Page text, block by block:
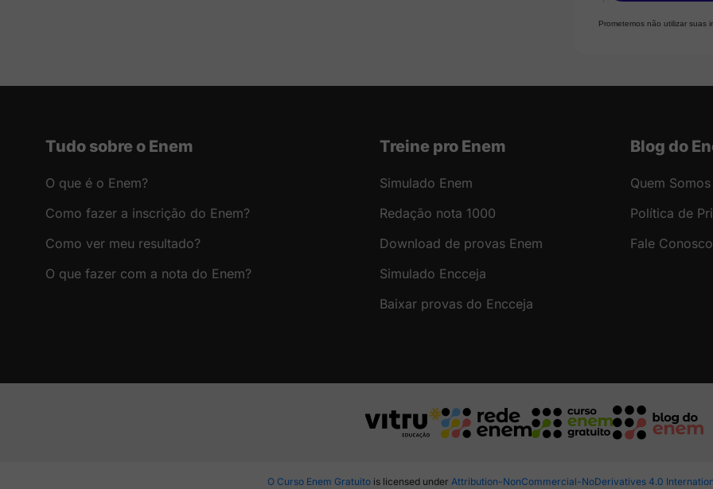
Prometemos não utilizar suas
Tudo sobre o Enem
O que é o Enem?
Como fazer a inscrição do Enem?
Como ver meu resultado?
O que fazer com a nota do Enem?
Treine pro Enem
Simulado Enem
Redação nota 1000
Download de provas Enem
Simulado Encceja
Baixar provas do Encceja
Blog do
Quem Somos
Política de
Fale Conosco
O Curso Enem Gratuito is licensed under Attribution-NonCommercial-NoDerivatives 4.0